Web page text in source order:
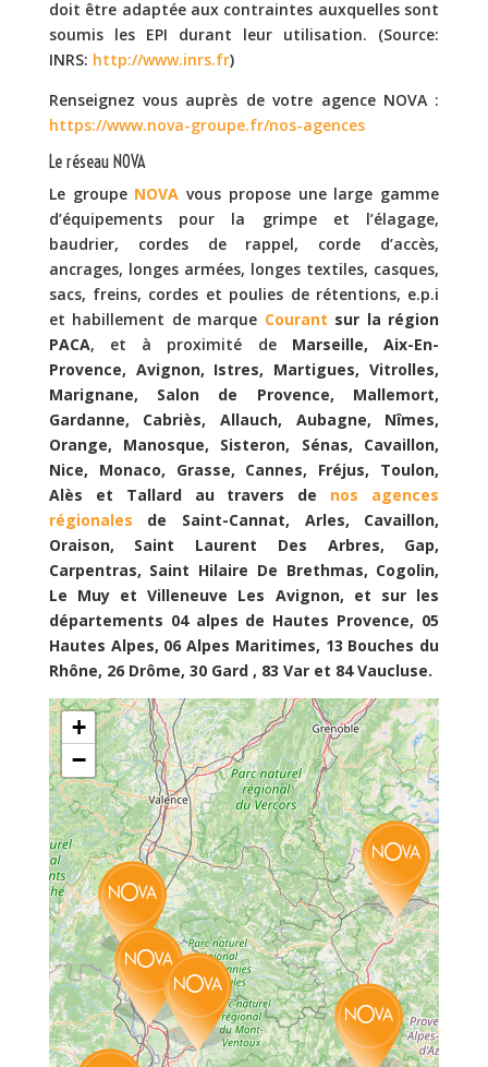
doit être adaptée aux contraintes auxquelles sont
soumis les EPI durant leur utilisation. (Source:
INRS: http://www.inrs.fr)
Renseignez vous auprès de votre agence NOVA :
https://www.nova-groupe.fr/nos-agences
Le réseau NOVA
Le groupe NOVA vous propose une large gamme
d’équipements pour la grimpe et l’élagage,
baudrier, cordes de rappel, corde d’accès,
ancrages, longes armées, longes textiles, casques,
sacs, freins, cordes et poulies de rétentions, e.p.i
et habillement de marque Courant sur la région
PACA, et à proximité de Marseille, Aix-En-
Provence, Avignon, Istres, Martigues, Vitrolles,
Marignane, Salon de Provence, Mallemort,
Gardanne, Cabriès, Allauch, Aubagne, Nîmes,
Orange, Manosque, Sisteron, Sénas, Cavaillon,
Nice, Monaco, Grasse, Cannes, Fréjus, Toulon,
Alès et Tallard au travers de nos agences
régionales de Saint-Cannat, Arles, Cavaillon,
Oraison, Saint Laurent Des Arbres, Gap,
Carpentras, Saint Hilaire De Brethmas, Cogolin,
Le Muy et Villeneuve Les Avignon, et sur les
départements 04 alpes de Hautes Provence, 05
Hautes Alpes, 06 Alpes Maritimes, 13 Bouches du
Rhône, 26 Drôme, 30 Gard , 83 Var et 84 Vaucluse.
+
−